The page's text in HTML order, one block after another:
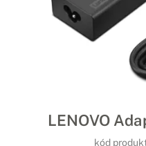
LENOVO
kód